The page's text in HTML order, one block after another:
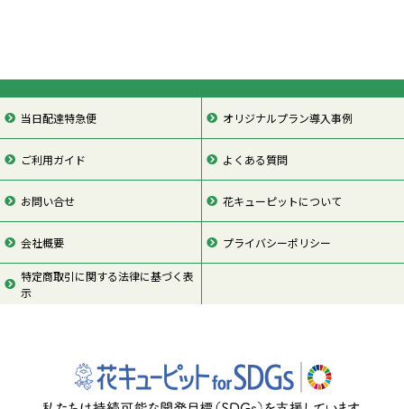
当日配達特急便 オリジナルプラン導入事例
ご利用ガイド よくある質問
お問い合せ 花キューピットについて
会社概要 プライバシーポリシー
特定商取引に関する法律に基づく表
示
ページの先頭